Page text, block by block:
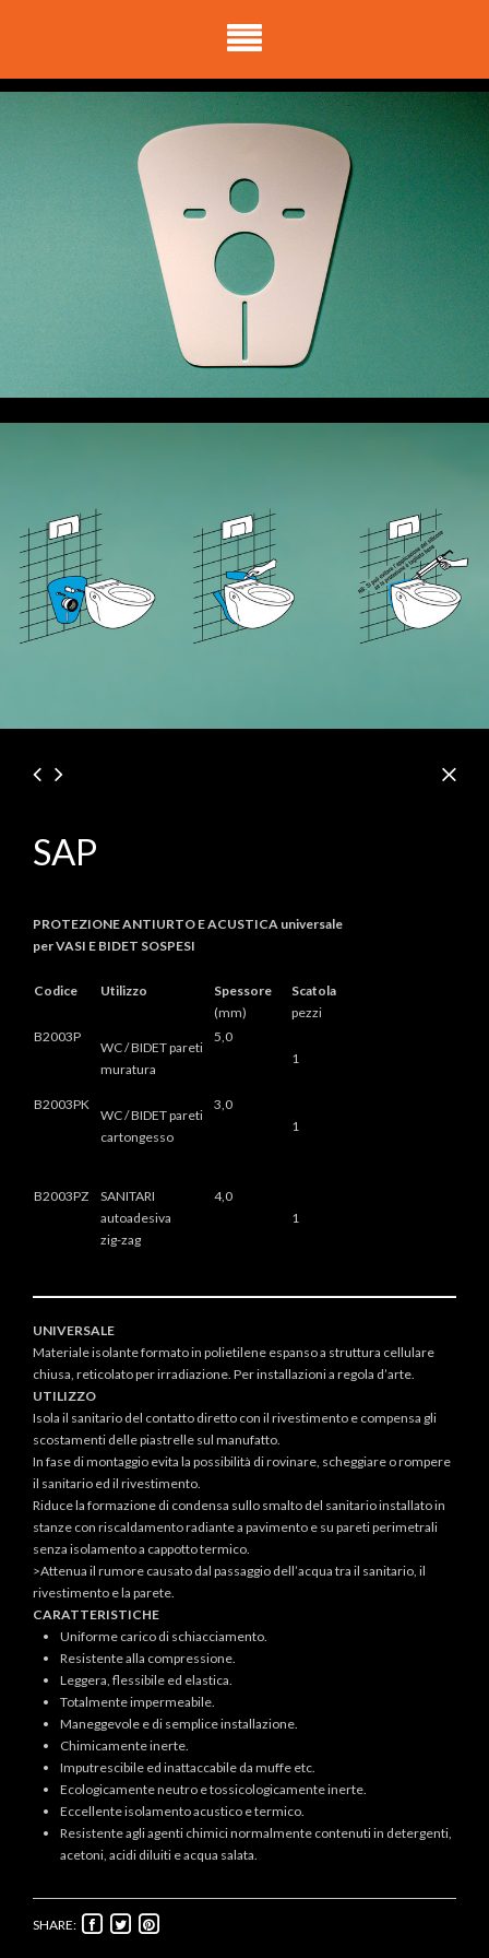
SAP
PROTEZIONE ANTIURTO E ACUSTICA universale
per VASI E BIDET SOSPESI
Codice Utilizzo
Spessore
(mm)
Scatola
pezzi
B2003P
WC / BIDET pareti
muratura
5,0
1
B2003PK
WC / BIDET pareti
cartongesso
3,0
1
B2003PZ
SANITARI
autoadesiva
zig-zag
4,0
1
UNIVERSALE
Materiale isolante formato in polietilene espanso a struttura cellulare
chiusa, reticolato per irradiazione. Per installazioni a regola d’arte.
UTILIZZO
Isola il sanitario del contatto diretto con il rivestimento e compensa gli
scostamenti delle piastrelle sul manufatto.
In fase di montaggio evita la possibilità di rovinare, scheggiare o rompere
il sanitario ed il rivestimento.
Riduce la formazione di condensa sullo smalto del sanitario installato in
stanze con riscaldamento radiante a pavimento e su pareti perimetrali
senza isolamento a cappotto termico.
>Attenua il rumore causato dal passaggio dell’acqua tra il sanitario, il
rivestimento e la parete.
CARATTERISTICHE
Uniforme carico di schiacciamento.
Resistente alla compressione.
Leggera, flessibile ed elastica.
Totalmente impermeabile.
Maneggevole e di semplice installazione.
Chimicamente inerte.
Imputrescibile ed inattaccabile da muffe etc.
Ecologicamente neutro e tossicologicamente inerte.
Eccellente isolamento acustico e termico.
Resistente agli agenti chimici normalmente contenuti in detergenti,
acetoni, acidi diluiti e acqua salata.
SHARE: